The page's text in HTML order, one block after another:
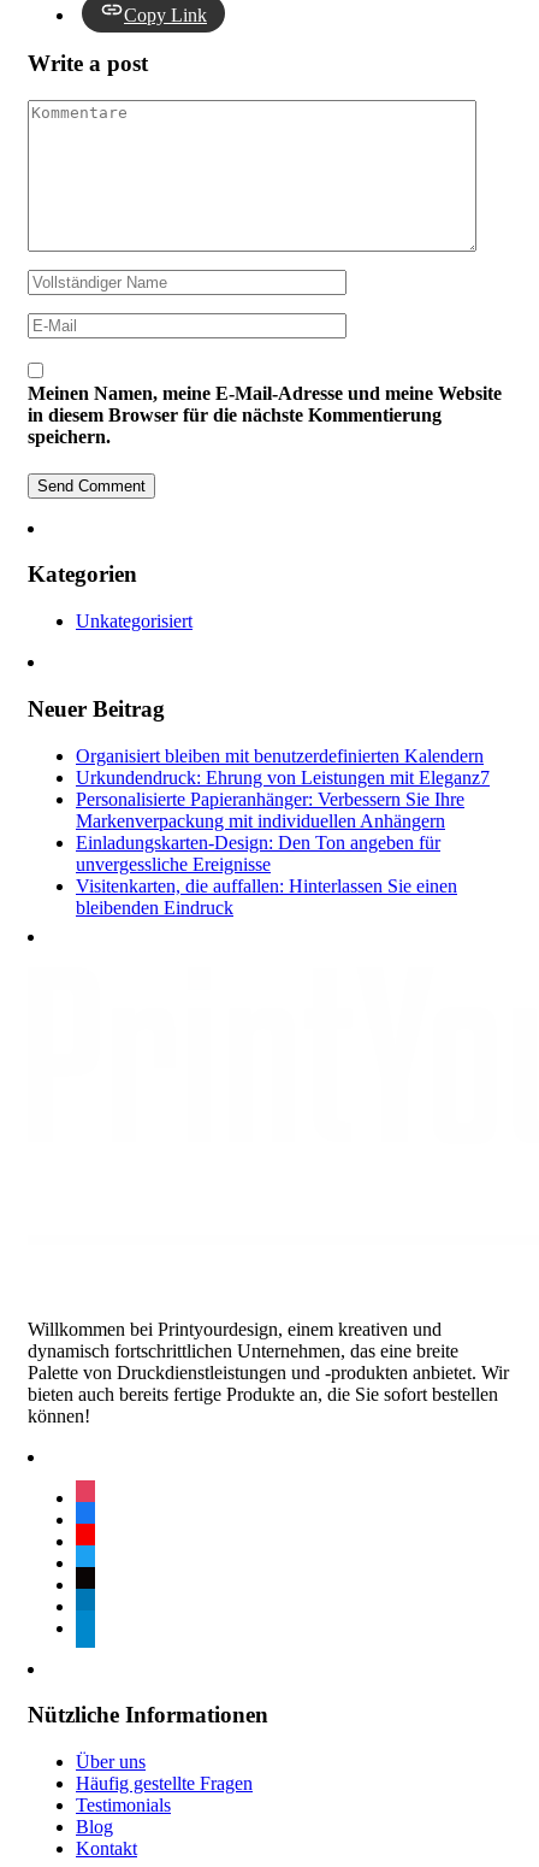
Copy Link
Write a post
Meinen Namen, meine E-Mail-Adresse und meine Website
in diesem Browser für die nächste Kommentierung
speichern.
Kategorien
Unkategorisiert
Neuer Beitrag
Organisiert bleiben mit benutzerdefinierten Kalendern
Urkundendruck: Ehrung von Leistungen mit Eleganz7
Personalisierte Papieranhänger: Verbessern Sie Ihre
Markenverpackung mit individuellen Anhängern
Einladungskarten-Design: Den Ton angeben für
unvergessliche Ereignisse
Visitenkarten, die auffallen: Hinterlassen Sie einen
bleibenden Eindruck
Willkommen bei Printyourdesign, einem kreativen und
dynamisch fortschrittlichen Unternehmen, das eine breite
Palette von Druckdienstleistungen und -produkten anbietet. Wir
bieten auch bereits fertige Produkte an, die Sie sofort bestellen
können!
Nützliche Informationen
Über uns
Häufig gestellte Fragen
Testimonials
Blog
Kontakt